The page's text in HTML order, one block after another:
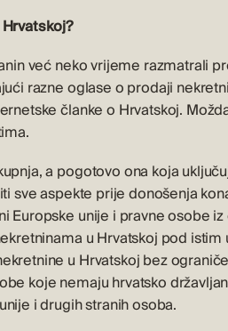
već neko vrijeme razmatrali
razne oglase o prodaji
članke o Hrvatskoj.
a pogotovo ona koja
sve aspekte prije donošenja
Europske unije i pravne osobe
u Hrvatskoj pod
u Hrvatskoj bez
koje nemaju hrvatsko
i drugih stranih osoba.